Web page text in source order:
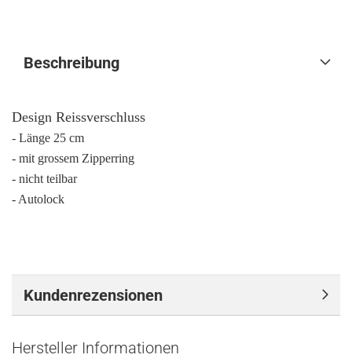
Beschreibung
Design Reissverschluss
- Länge 25 cm
- mit grossem Zipperring
- nicht teilbar
- Autolock
Kundenrezensionen
Hersteller Informationen